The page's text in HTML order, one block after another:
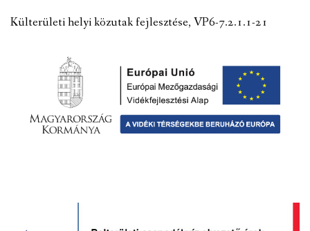
Külterületi helyi közutak fejlesztése, VP6-7.2.1.1-21